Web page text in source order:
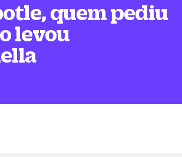
quem pediu
levou